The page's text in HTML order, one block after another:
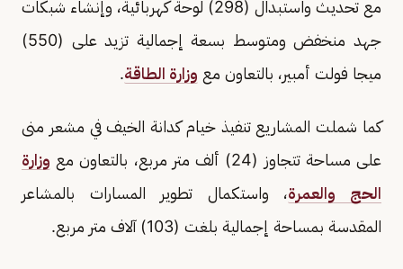
مع تحديث واستبدال (298) لوحة كهربائية، وإنشاء شبكات
جهد منخفض ومتوسط بسعة إجمالية تزيد على (550)
ميجا فولت أمبير، بالتعاون مع وزارة الطاقة.
كما شملت المشاريع تنفيذ خيام كدانة الخيف في مشعر منى
على مساحة تتجاوز (24) ألف متر مربع، بالتعاون مع
وزارة
الحج والعمرة، واستكمال تطوير المسارات بالمشاعر
المقدسة بمساحة إجمالية بلغت (103) آلاف متر مربع.